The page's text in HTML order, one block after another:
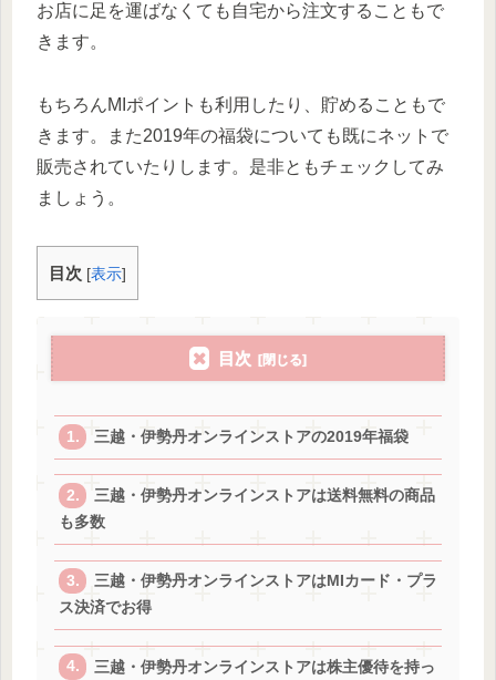
お店に足を運ばなくても自宅から注文することもで
きます。
もちろんMIポイントも利用したり、貯めることもで
きます。また2019年の福袋についても既にネットで
販売されていたりします。是非ともチェックしてみ
ましょう。
目次 [表示]
目次
三越・伊勢丹オンラインストアの2019年福袋
三越・伊勢丹オンラインストアは送料無料の商品
も多数
三越・伊勢丹オンラインストアはMIカード・プラ
ス決済でお得
三越・伊勢丹オンラインストアは株主優待を持っ